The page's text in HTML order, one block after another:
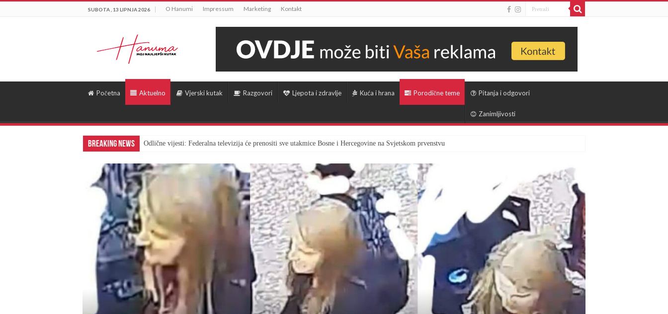
SUBOTA , 13 LIPNJA 2026 O Hanumi Impressum Marketing Kontakt
Početna Aktuelno Vjerski kutak Razgovori Ljepota i zdravlje Kuća i hrana Porodične teme Pitanja i odgovori
Zanimljivosti
Breaking News Odlične vijesti: Federalna televizija će prenositi sve utakmice Bosne i Hercegovine na Svjetskom prvenstvu